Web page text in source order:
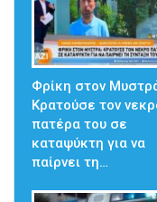
Φρίκη στον
Κρατούσε τον
πατέρα του σε
καταψύκτη για να
παίρνει τη…